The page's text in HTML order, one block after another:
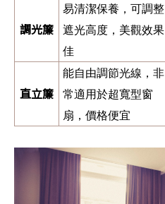
調光簾
易清潔保養，可調整
遮光高度，美觀效果
佳
直立簾
能自由調節光線，非
常適用於超寬型窗
扇，價格便宜